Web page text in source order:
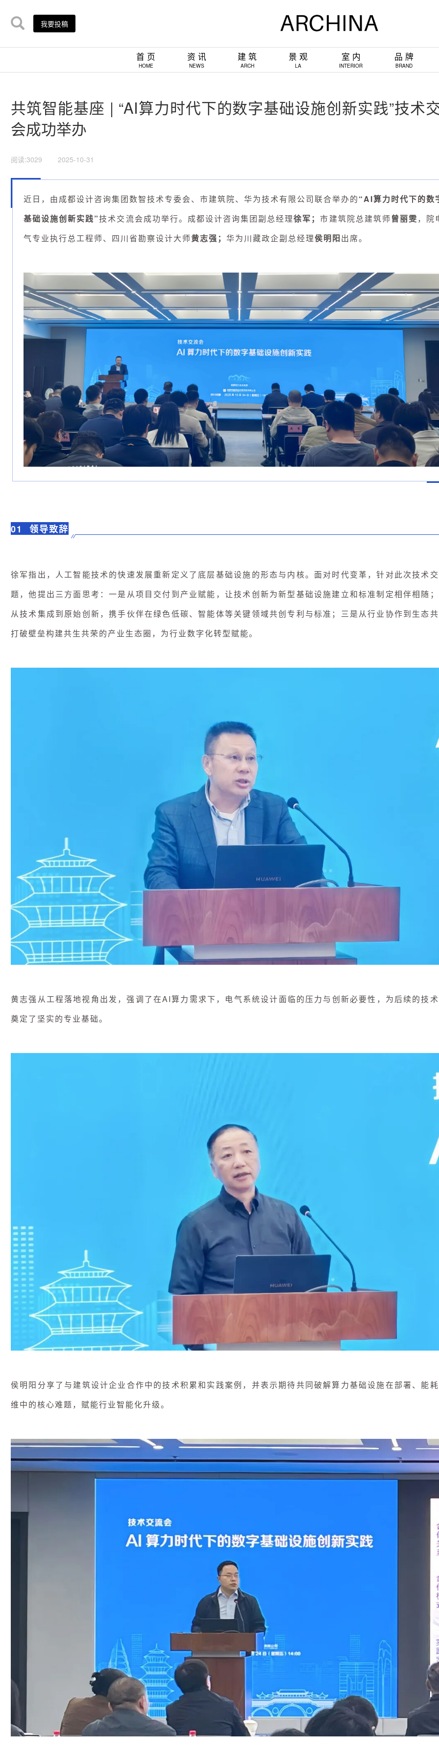
我要投稿
首 页
HOME
资 讯
NEWS
建 筑
ARCH
景 观
LA
室 内
INTERIOR
品 牌
BRAND
共筑智能基座 | “AI算力时代下的数字基础设施创新实践”技术
会成功举办
阅读:3029 2025-10-31
近日，由成都设计咨询集团数智技术专委会、市建筑院、华为技术有限公司联合举办的“AI算力时代下的数
基础设施创新实践”技术交流会成功举行。成都设计咨询集团副总经理徐军；市建筑院总建筑师曾丽雯，院
气专业执行总工程师、四川省勘察设计大师黄志强； 华为川藏政企副总经理侯明阳出席。
01 领导致辞
徐军指出，人工智能技术的快速发展重新定义了底层基础设施的形态与内核。面对时代变革，针对此次技术
题，他提出三方面思考：一是从项目交付到产业赋能，让技术创新为新型基础设施建立和标准制定相伴相随
从技术集成到原始创新，携手伙伴在绿色低碳、智能体等关键领域共创专利与标准；三是从行业协作到生态
打破壁垒构建共生共荣的产业生态圈，为行业数字化转型赋能。
黄志强从工程落地视角出发，强调了在AI算力需求下，电气系统设计面临的压力与创新必要性，为后续的技
奠定了坚实的专业基础。
侯明阳分享了与建筑设计企业合作中的技术积累和实践案例，并表示期待共同破解算力基础设施在部署、能
维中的核心难题，赋能行业智能化升级。